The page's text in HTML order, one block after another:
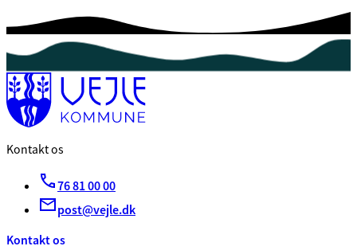
Kontakt os
76 81 00 00
post@vejle.dk
Kontakt os